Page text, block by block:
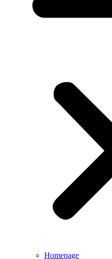
Homepage